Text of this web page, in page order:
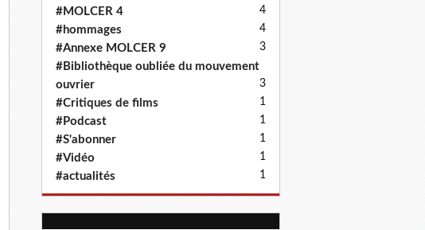
#MOLCER 4 4
#hommages 4
#Annexe MOLCER 9 3
#Bibliothèque oubliée du mouvement
ouvrier
3
#Critiques de films 1
#Podcast 1
#S'abonner 1
#Vidéo 1
#actualités 1